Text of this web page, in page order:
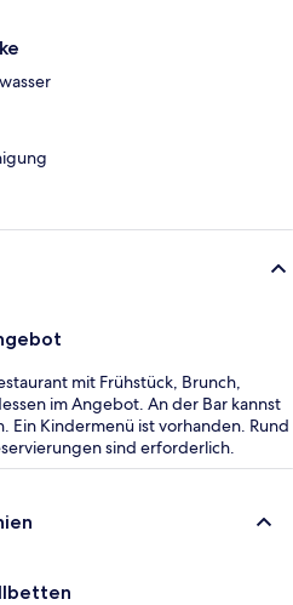
mit Frühstück, Brunch,
im Angebot. An der Bar kannst
Ein Kindermenü ist vorhanden. Rund
sind erforderlich.